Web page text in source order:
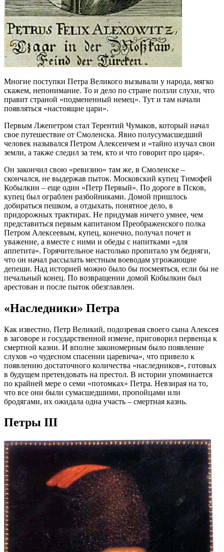
Многие поступки Петра Великого вызывали у народа, мягко
скажем, непонимание. То и дело по стране ползли слухи, что
правит страной «подмененный немец». Тут и там начали
появляться «настоящие цари».
Первым Лжепетром стал Терентий Чумаков, который начал
свое путешествие от Смоленска. Явно полусумасшедший
человек назывался Петром Алексеичем и «тайно изучал свои
земли, а также следил за тем, кто и что говорит про царя».
Он закончил свою «ревизию» там же, в Смоленске –
скончался, не выдержав пыток. Московский купец Тимофей
Кобылкин – еще один «Петр Первый». По дороге в Псков,
купец был ограблен разбойниками. Домой пришлось
добираться пешком, а отдыхать, понятное дело, в
придорожных трактирах. Не придумав ничего умнее, чем
представиться первым капитаном Преображенского полка
Петром Алексеевым, купец, конечно, получал почет и
уважение, а вместе с ними и обеды с напитками «для
аппетита». Горячительное настолько пропитало ум бедняги,
что он начал рассылать местным воеводам угрожающие
депеши. Над историей можно было бы посмеяться, если бы не
печальный конец. По возвращении домой Кобылкин был
арестован и после пыток обезглавлен.
«Наследники» Петра
Как известно, Петр Великий, подозревая своего сына Алексея
в заговоре и государственной измене, приговорил первенца к
смертной казни. И вполне закономерным было появление
слухов «о чудесном спасении царевича», что привело к
появлению достаточного количества «наследников», готовых
в будущем претендовать на престол. В истории упоминается
по крайней мере о семи «потомках» Петра. Невзирая на то,
что все они были сумасшедшими, пропойцами или
бродягами, их ожидала одна участь – смертная казнь.
Петры III